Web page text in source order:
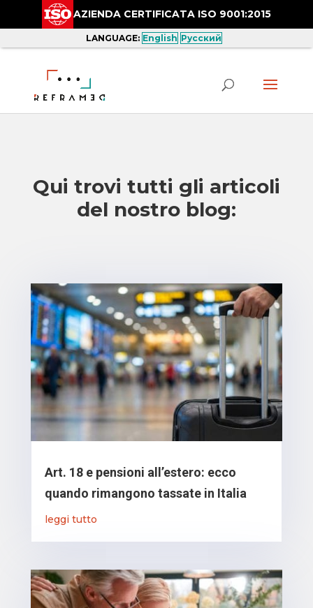
Qui trovi tutti gli articoli
del nostro blog:
Art. 18 e pensioni all’estero: ecco
quando rimangono tassate in Italia
leggi tutto
AZIENDA CERTIFICATA ISO 9001:2015
LANGUAGE: English Русский